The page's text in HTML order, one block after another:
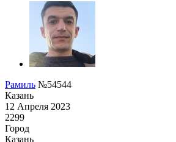
Рамиль №54544
Казань
12 Апреля 2023
2299
Город
Казань